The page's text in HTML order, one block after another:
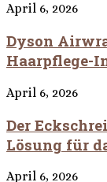
April 6, 2026
Dyson
Haarpflege-
April 6, 2026
Der
Lösung für
April 6, 2026